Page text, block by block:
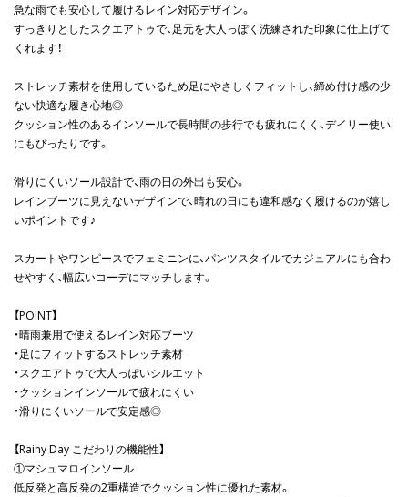
急な雨でも安心して履けるレイン対応デザイン。
すっきりとしたスクエアトゥで、足元を大人っぽく洗練された印象に仕上げて
くれます！
ストレッチ素材を使用しているため足にやさしくフィットし、締め付け感の少
ない快適な履き心地◎
クッション性のあるインソールで長時間の歩行でも疲れにくく、デイリー使い
にもぴったりです。
滑りにくいソール設計で、雨の日の外出も安心。
レインブーツに見えないデザインで、晴れの日にも違和感なく履けるのが嬉し
いポイントです♪
スカートやワンピースでフェミニンに、パンツスタイルでカジュアルにも合わ
せやすく、幅広いコーデにマッチします。
【POINT】
・晴雨兼用で使えるレイン対応ブーツ
・足にフィットするストレッチ素材
・スクエアトゥで大人っぽいシルエット
・クッションインソールで疲れにくい
・滑りにくいソールで安定感◎
【Rainy Day こだわりの機能性】
①マシュマロインソール
低反発と高反発の2重構造でクッション性に優れた素材。